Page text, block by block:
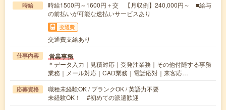
時給
時給1500円～1600円＋交 【月収例】240,000円～ ■給与
の前払いが可能な速払いサービスあり
交通費
交通費支給あり
仕事内容 営業事務
＊データ入力｜見積対応｜受発注業務｜その他付随する事務
業務｜メール対応｜CAD業務｜電話応対｜来客応…
応募資格
職種未経験OK / ブランクOK / 英語力不要
未経験OK！ #初めての派遣歓迎